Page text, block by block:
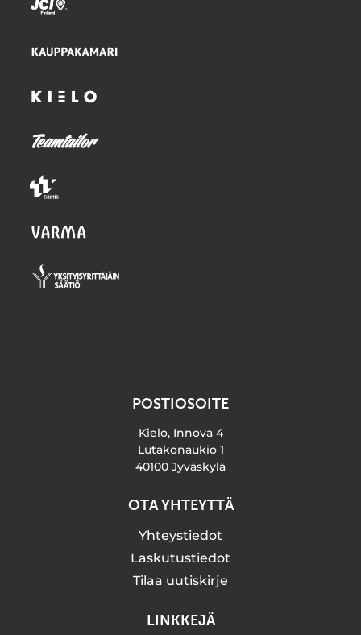
POSTIOSOITE
Kielo, Innova 4
Lutakonaukio 1
40100 Jyväskylä
OTA YHTEYTTÄ
Yhteystiedot
Laskutustiedot
Tilaa uutiskirje
LINKKEJÄ